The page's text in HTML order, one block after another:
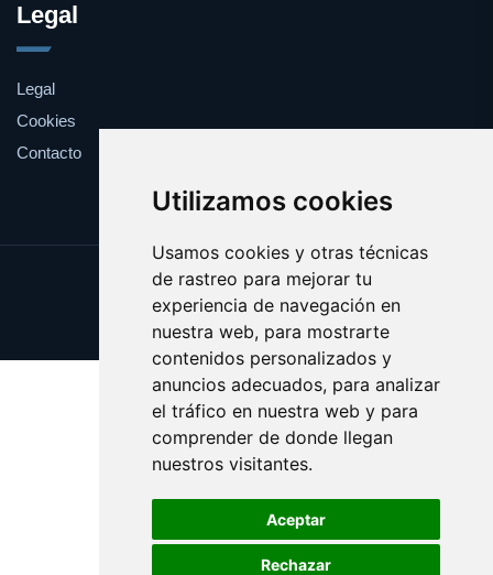
Utilizamos cookies
Usamos cookies y otras técnicas
de rastreo para mejorar tu
experiencia de navegación en
nuestra web, para mostrarte
contenidos personalizados y
anuncios adecuados, para analizar
el tráfico en nuestra web y para
comprender de donde llegan
nuestros visitantes.
Aceptar
Rechazar
Legal
Legal
Cookies
Contacto
Update cookies preferences
Copyright © 2025 cortapelos.es